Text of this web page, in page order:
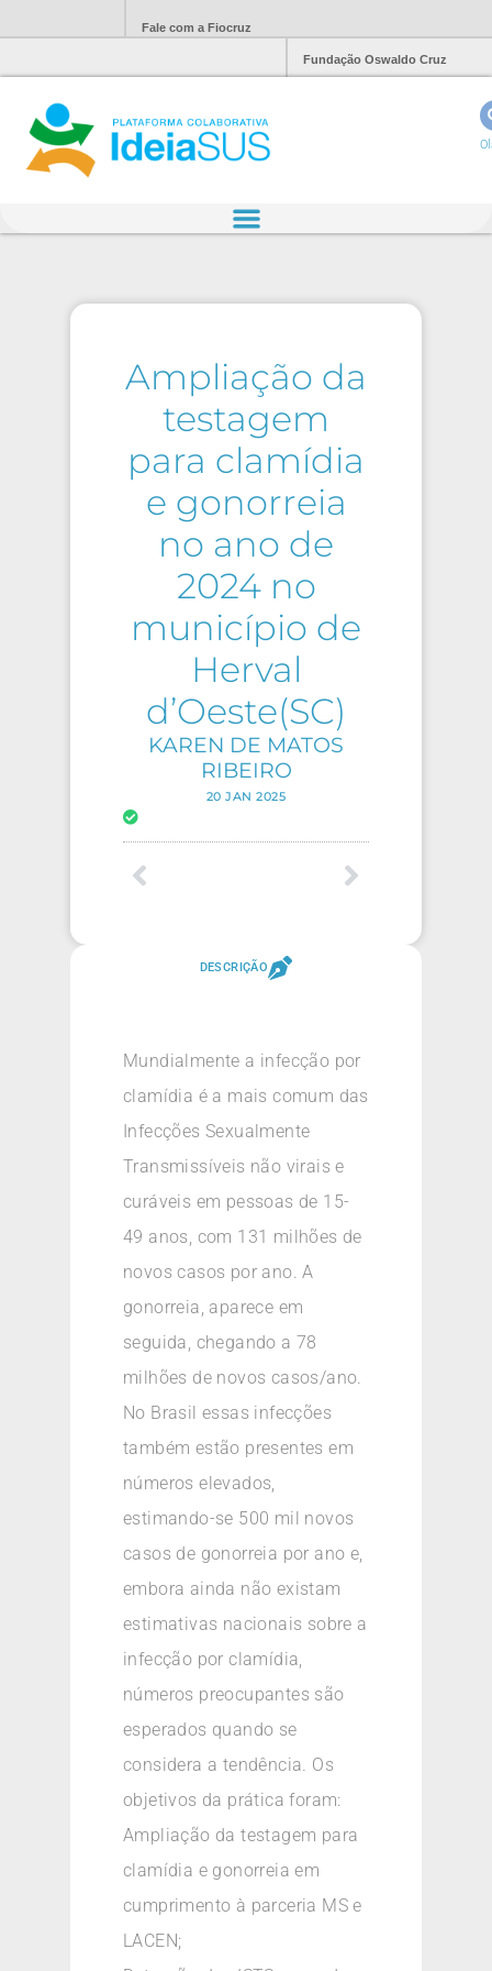
Fale com a Fiocruz
Fundação Oswaldo Cruz
Ampliação da
testagem
para clamídia
e gonorreia
no ano de
2024 no
município de
Herval
d’Oeste(SC)
KAREN DE MATOS
RIBEIRO
20 JAN 2025
DESCRIÇÃO
Mundialmente a infecção por
clamídia é a mais comum das
Infecções Sexualmente
Transmissíveis não virais e
curáveis em pessoas de 15-
49 anos, com 131 milhões de
novos casos por ano. A
gonorreia, aparece em
seguida, chegando a 78
milhões de novos casos/ano.
No Brasil essas infecções
também estão presentes em
números elevados,
estimando-se 500 mil novos
casos de gonorreia por ano e,
embora ainda não existam
estimativas nacionais sobre a
infecção por clamídia,
números preocupantes são
esperados quando se
considera a tendência. Os
objetivos da prática foram:
Ampliação da testagem para
clamídia e gonorreia em
cumprimento à parceria MS e
LACEN;